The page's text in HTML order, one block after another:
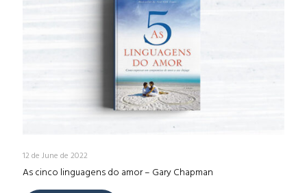
12 de June de 2022
As cinco linguagens do amor – Gary Chapman